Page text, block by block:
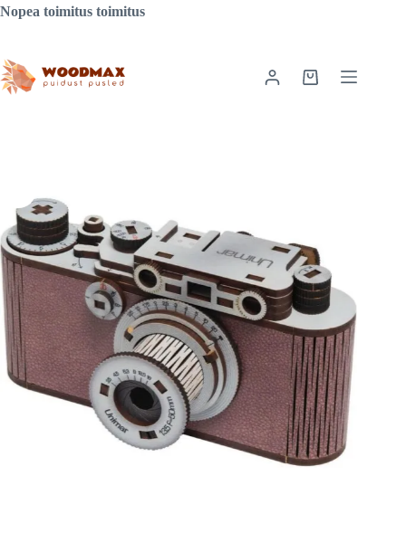
Siirry
sisältöön
Nopea toimitus toimitus
Ostoskori